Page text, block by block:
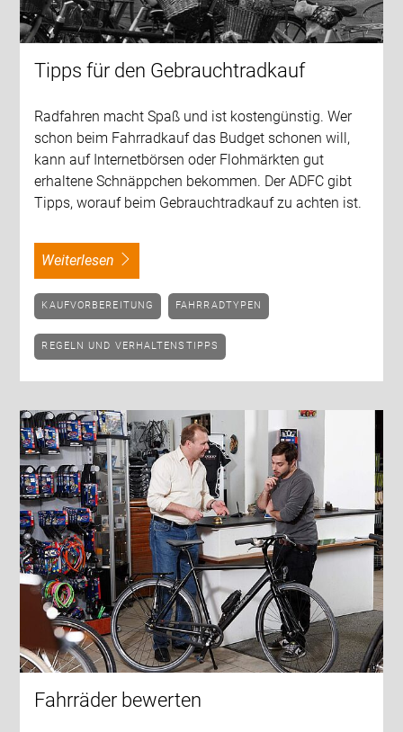
Tipps für den Gebrauchtradkauf
Radfahren macht Spaß und ist kostengünstig. Wer
schon beim Fahrradkauf das Budget schonen will,
kann auf Internetbörsen oder Flohmärkten gut
erhaltene Schnäppchen bekommen. Der ADFC gibt
Tipps, worauf beim Gebrauchtradkauf zu achten ist.
weiterlesen
KAUFVORBEREITUNG FAHRRADTYPEN
REGELN UND VERHALTENSTIPPS
Fahrräder bewerten